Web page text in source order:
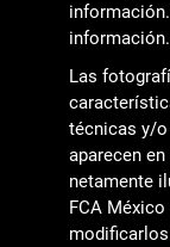
información.
Las
técnicas y/
aparecen
netamente
FCA México